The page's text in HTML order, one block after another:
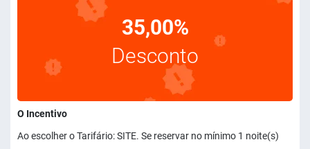
35,00%
Desconto
O Incentivo
Ao escolher o Tarifário: SITE. Se reservar no mínimo 1 noite(s)